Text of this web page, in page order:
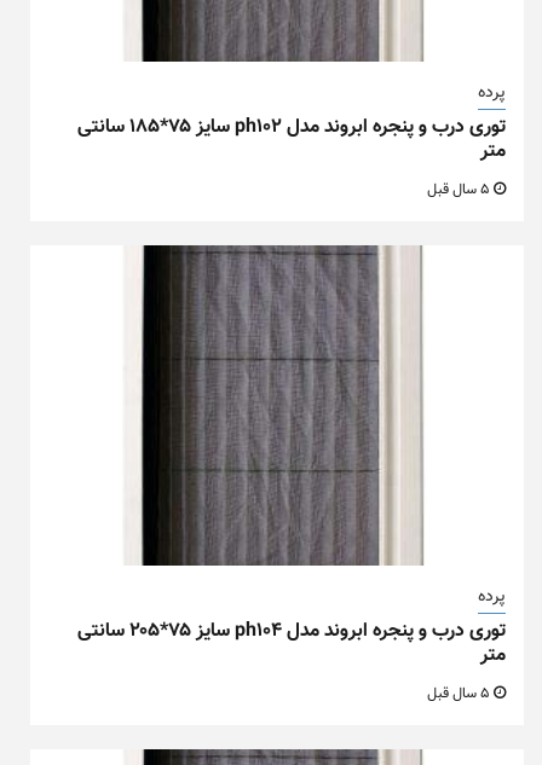
پرده
توری درب و پنجره ابروند مدل ph102 سایز ۷۵*۱۸۵ سانتی
متر
پرده
توری درب و پنجره ابروند مدل ph104 سایز ۷۵*۲۰۵ سانتی
متر